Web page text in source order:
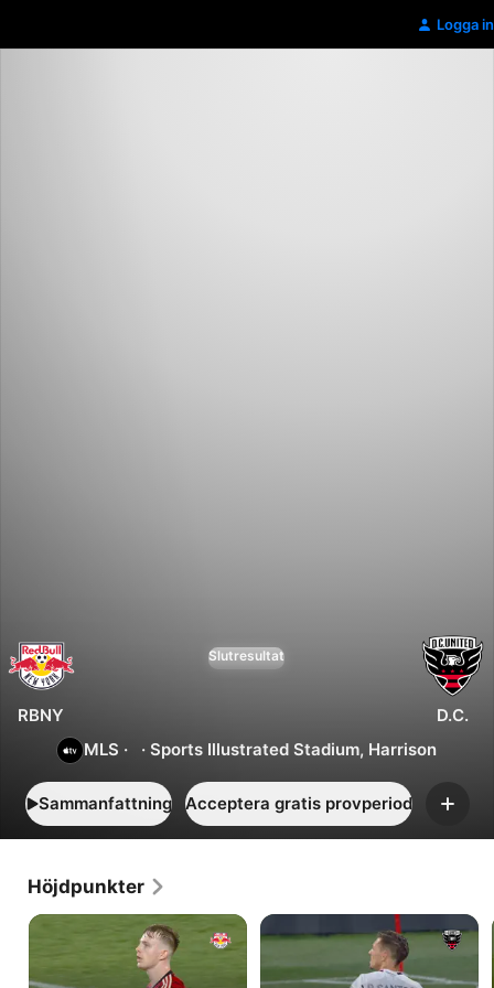
Logga in
Slutresultat
New
York
D.C.
RBNY
2
D.C.
2
MLS · ·Sports Illustrated Stadium, Harrison
Sammanfattning Acceptera gratis provperiod
Lägg
till
Höjdpunkter